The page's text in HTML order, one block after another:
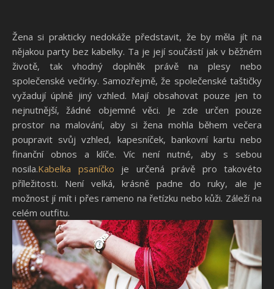
Žena si prakticky nedokáže představit, že by měla jít na
nějakou party bez kabelky. Ta je její součástí jak v běžném
životě, tak vhodný doplněk právě na plesy nebo
společenské večírky. Samozřejmě, že společenské taštičky
vyžadují úplně jiný vzhled. Mají obsahovat pouze jen to
nejnutnější, žádné objemné věci. Je zde určen pouze
prostor na malování, aby si žena mohla během večera
poupravit svůj vzhled, kapesníček, bankovní kartu nebo
finanční obnos a klíče. Víc není nutné, aby s sebou
nosila.Kabelka psaníčko je určená právě pro takovéto
příležitosti. Není velká, krásně padne do ruky, ale je
možnost jí mít i přes rameno na řetízku nebo kůži. Záleží na
celém outfitu.